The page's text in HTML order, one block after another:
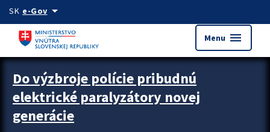
Preskocit na hlavný obsah
SK e-Govarrow_drop_down
Menu menu
Zastavit automatický posun upútavok
Do výzbroje polície pribudnú
elektrické paralyzátory novej
generácie